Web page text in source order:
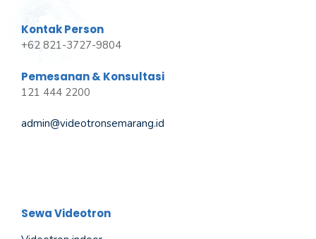
Kontak Person
+62 821-3727-9804
Pemesanan & Konsultasi
121 444 2200
admin@videotronsemarang.id
Sewa Videotron